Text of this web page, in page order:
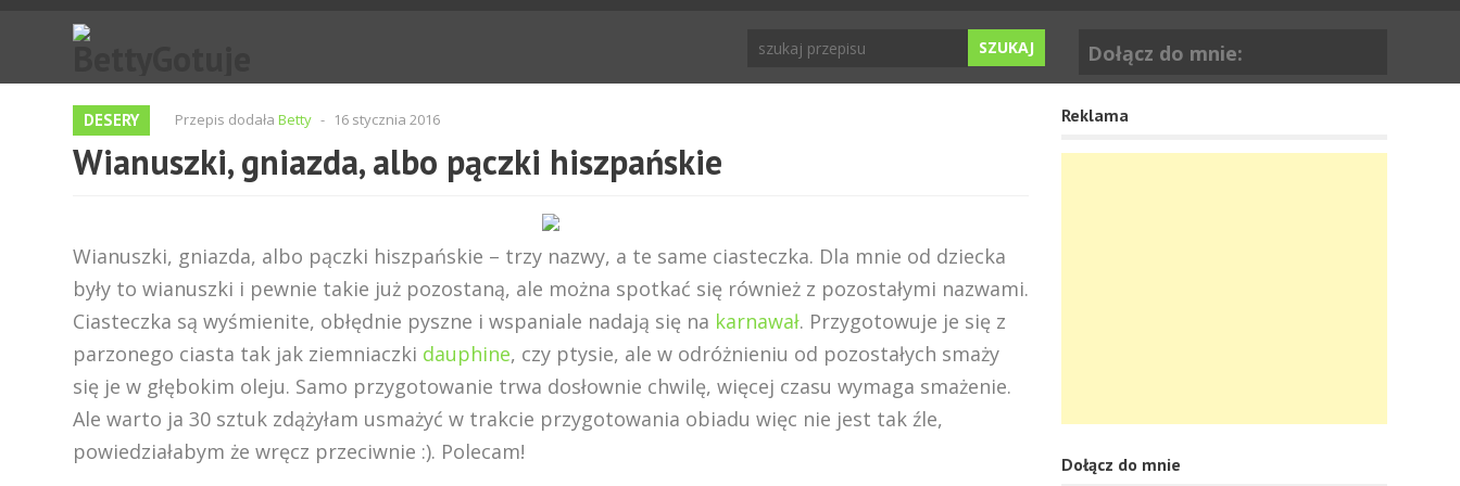
Dołącz do mnie:
DESERY Przepis dodała Betty - 16 stycznia 2016
Wianuszki, gniazda, albo pączki hiszpańskie
Wianuszki, gniazda, albo pączki hiszpańskie – trzy nazwy, a te same ciasteczka. Dla mnie od dziecka
były to wianuszki i pewnie takie już pozostaną, ale można spotkać się również z pozostałymi nazwami.
Ciasteczka są wyśmienite, obłędnie pyszne i wspaniale nadają się na karnawał. Przygotowuje je się z
parzonego ciasta tak jak ziemniaczki dauphine, czy ptysie, ale w odróżnieniu od pozostałych smaży
się je w głębokim oleju. Samo przygotowanie trwa dosłownie chwilę, więcej czasu wymaga smażenie.
Ale warto ja 30 sztuk zdążyłam usmażyć w trakcie przygotowania obiadu więc nie jest tak źle,
powiedziałabym że wręcz przeciwnie :). Polecam!
Reklama
Dołącz do mnie